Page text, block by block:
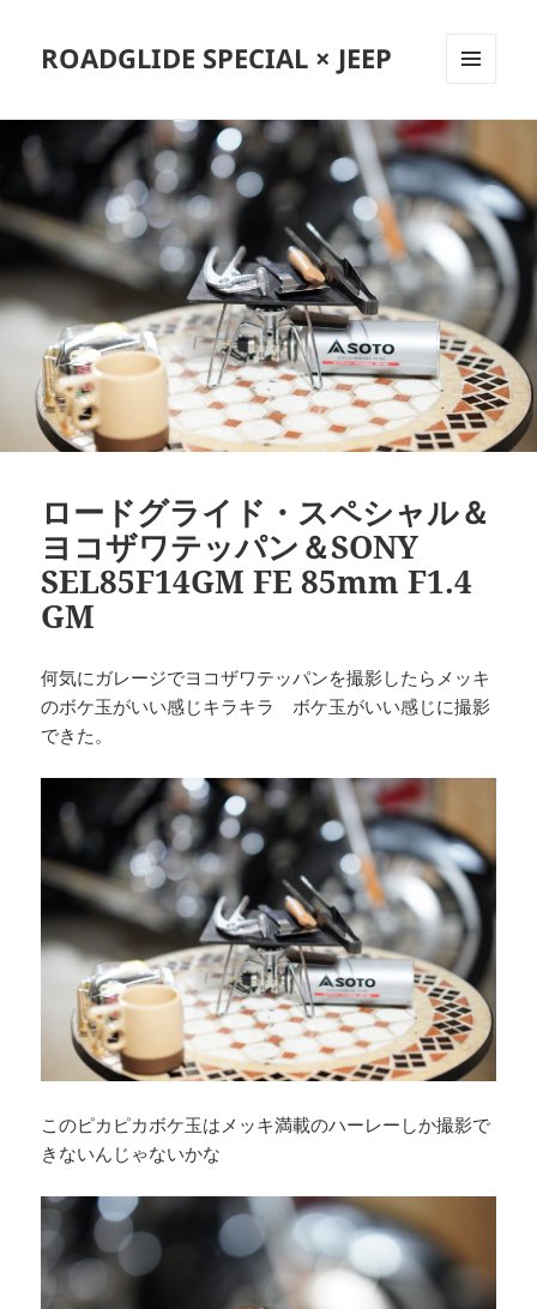
ROADGLIDE SPECIAL × JEEP
ーとウ
ィジェ
ット
ロードグライド・スペシャル＆
ヨコザワテッパン＆SONY
SEL85F14GM FE 85mm F1.4
GM
何気にガレージでヨコザワテッパンを撮影したらメッキ
のボケ玉がいい感じキラキラ ボケ玉がいい感じに撮影
できた。
このピカピカボケ玉はメッキ満載のハーレーしか撮影で
きないんじゃないかな